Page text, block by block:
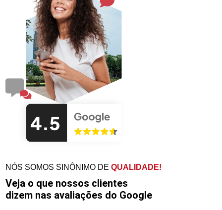
NÓS SOMOS SINÔNIMO DEQUALIDADE!
Veja o que nossos clientes
dizem nas avaliações do Google